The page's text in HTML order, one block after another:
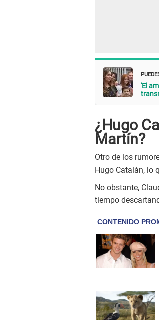
'El
¿Hugo
Martín?
Otro de los
Hugo Catalán, lo
No obstante,
tiempo